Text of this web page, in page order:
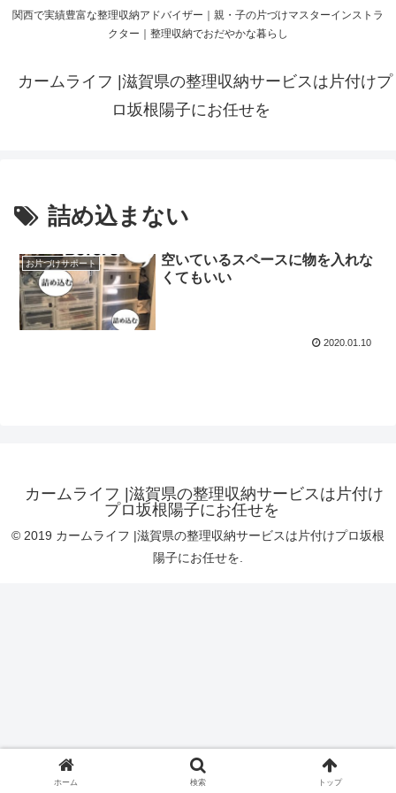
関西で実績豊富な整理収納アドバイザー｜親・子の片づけマスターインストラ
クター｜整理収納でおだやかな暮らし
カームライフ |滋賀県の整理収納サービスは片付けプ
ロ坂根陽子にお任せを
詰め込まない
お片づけサポート
空いているスペースに物を入れな
くてもいい
2020.01.10
カームライフ |滋賀県の整理収納サービスは片付け
プロ坂根陽子にお任せを
© 2019 カームライフ |滋賀県の整理収納サービスは片付けプロ坂根
陽子にお任せを.
ホーム 検索 トップ